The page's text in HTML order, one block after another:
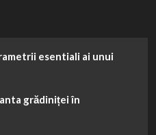
esentiali ai unui
grădiniței în